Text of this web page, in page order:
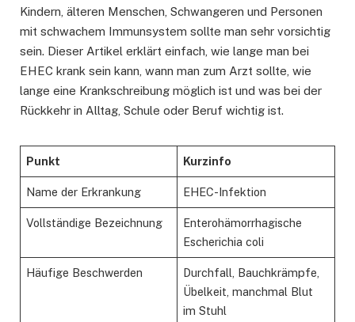
Kindern, älteren Menschen, Schwangeren und Personen
mit schwachem Immunsystem sollte man sehr vorsichtig
sein. Dieser Artikel erklärt einfach, wie lange man bei
EHEC krank sein kann, wann man zum Arzt sollte, wie
lange eine Krankschreibung möglich ist und was bei der
Rückkehr in Alltag, Schule oder Beruf wichtig ist.
Punkt Kurzinfo
Name der Erkrankung EHEC-Infektion
Vollständige Bezeichnung
Enterohämorrhagische
Escherichia coli
Häufige Beschwerden
Durchfall, Bauchkrämpfe,
Übelkeit, manchmal Blut
im Stuhl